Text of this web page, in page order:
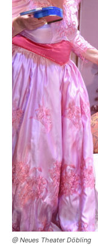
@ Neues Theater Döbling